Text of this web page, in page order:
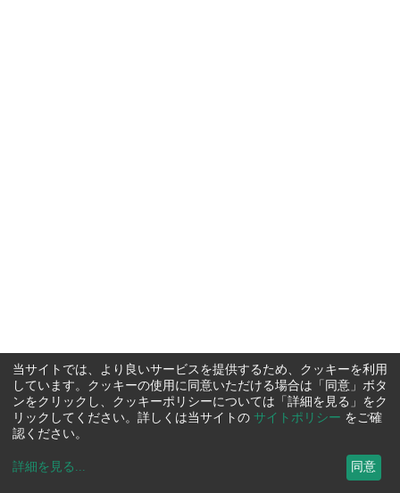
当サイトでは、より良いサービスを提供するため、クッキーを利用
しています。クッキーの使用に同意いただける場合は「同意」ボタ
ンをクリックし、クッキーポリシーについては「詳細を見る」をク
リックしてください。詳しくは当サイトの サイトポリシー をご確
認ください。
詳細を見る ... 同意